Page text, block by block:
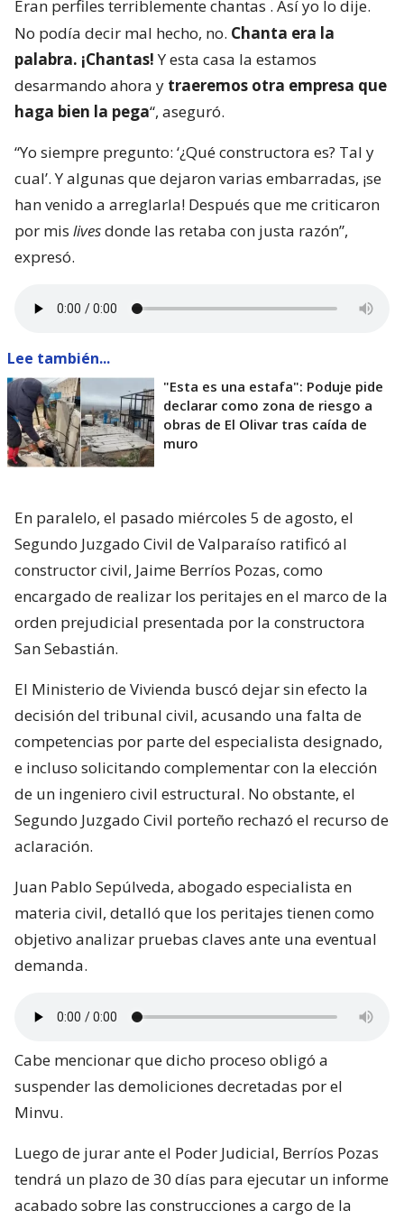
Entre estas, por ejemplo, la creación de un ranking
de empresas constructoras para la adjudicación
de proyectos habitacionales.
“ Es una vergüenza que nos tocó en Viña del Mar.
No podía decir mal hecho, no.Chanta era la
palabra. ¡Chantas!Y esta casa la estamos
desarmando ahora ytraeremos otra empresa que
haga bien la pega “, aseguró.
cual’. Y algunas que dejaron varias embarradas, ¡se
por mislivesdonde las retaba con justa razón”,
expresó.
"Esta es una estafa": Poduje pide
declarar como zona de riesgo a
obras de El Olivar tras caída de
muro
En paralelo, el pasado miércoles 5 de agosto, el
constructor civil, Jaime Berríos Pozas, como
encargado de realizar los peritajes en el marco de la
orden prejudicial presentada por la constructora
San Sebastián.
El Ministerio de Vivienda buscó dejar sin efecto la
decisión del tribunal civil, acusando una falta de
e incluso solicitando complementar con la elección
de un ingeniero civil estructural. No obstante, el
Segundo Juzgado Civil porteño rechazó el recurso de
aclaración.
Juan Pablo Sepúlveda, abogado especialista en
objetivo analizar pruebas claves ante una eventual
demanda.
Cabe mencionar que dicho proceso obligó a